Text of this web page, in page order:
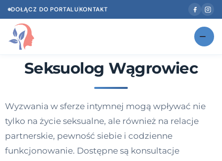
DOŁĄCZ DO PORTALUKONTAKT
Znajdź swojego specjalistęNOWOŚĆ
Według specjalizacji
Diagnozy psychologiczne
Seksuolog Wągrowiec
Wyzwania w sferze intymnej mogą wpływać nie
tylko na życie seksualne, ale również na relacje
partnerskie, pewność siebie i codzienne
funkcjonowanie. Dostępne są konsultacje